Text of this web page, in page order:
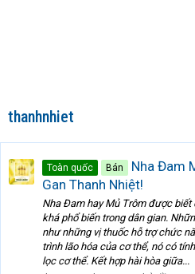
thanhnhiet
Toàn quốc Bán
Nha Đam
Gan Thanh Nhiệt!
Nha Đam hay Mủ Trôm được
khá phổ biến trong dân gian.
như những vị thuốc hỗ trợ chức
trình lão hóa của cơ thể, nó có
lọc cơ thể. Kết hợp hài hòa giữa...